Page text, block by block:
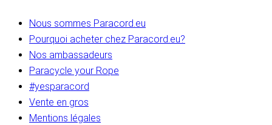
Nous sommes Paracord.eu
Pourquoi acheter chez Paracord.eu?
Nos ambassadeurs
Paracycle your Rope
#yesparacord
Vente en gros
Mentions légales